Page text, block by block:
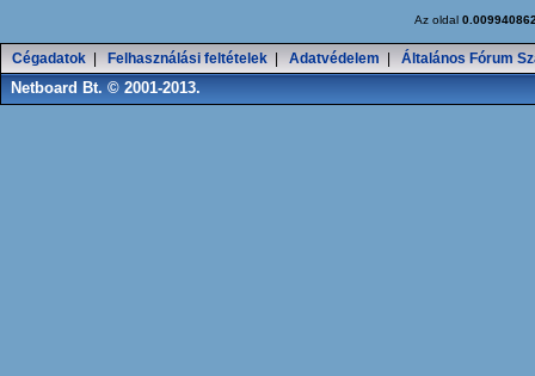
Az oldal
Cégadatok Felhasználási feltételek Adatvédelem Általános Fórum
Netboard Bt. © 2001-2013.